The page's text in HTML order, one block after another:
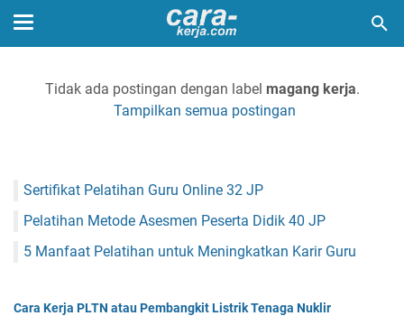
Tidak ada postingan dengan label magang kerja.
Tampilkan semua postingan
Sertifikat Pelatihan Guru Online 32 JP
Pelatihan Metode Asesmen Peserta Didik 40 JP
5 Manfaat Pelatihan untuk Meningkatkan Karir Guru
Cara Kerja PLTN atau Pembangkit Listrik Tenaga Nuklir